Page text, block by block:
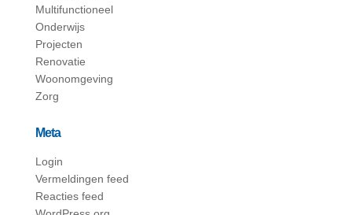
Multifunctioneel
Onderwijs
Projecten
Renovatie
Woonomgeving
Zorg
Meta
Login
Vermeldingen feed
Reacties feed